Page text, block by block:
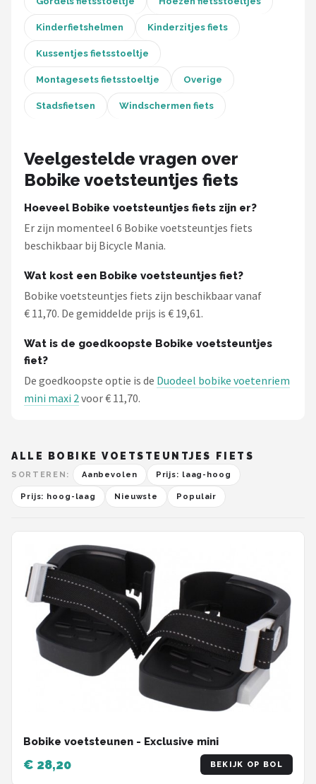
Kinderfietshelmen Kinderzitjes fiets
Kussentjes fietsstoeltje
Montagesets fietsstoeltje Overige
Stadsfietsen Windschermen fiets
Veelgestelde vragen over
Bobike voetsteuntjes fiets
Hoeveel Bobike voetsteuntjes fiets zijn er?
Er zijn momenteel 6 Bobike voetsteuntjes fiets
beschikbaar bij Bicycle Mania.
Wat kost een Bobike voetsteuntjes fiet?
Bobike voetsteuntjes fiets zijn beschikbaar vanaf
€ 11,70. De gemiddelde prijs is € 19,61.
Wat is de goedkoopste Bobike voetsteuntjes
fiet?
De goedkoopste optie is de Duodeel bobike voetenriem
mini maxi 2voor € 11,70.
ALLE BOBIKE VOETSTEUNTJES FIETS
SORTEREN: Aanbevolen Prijs: laag-hoog
Prijs: hoog-laag Nieuwste Populair
Bobike voetsteunen - Exclusive mini
€ 28,20 BEKIJK OP BOL